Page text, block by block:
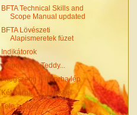
BFTA Technical Skills and
Scope Manual updated
BFTA Lövészeti
Alapismeretek füzet
Indikátorok
Mennyből a Teddy...
A legszebb férfikorba lép
Két párna, Szürkékkel
Tele a tökük...